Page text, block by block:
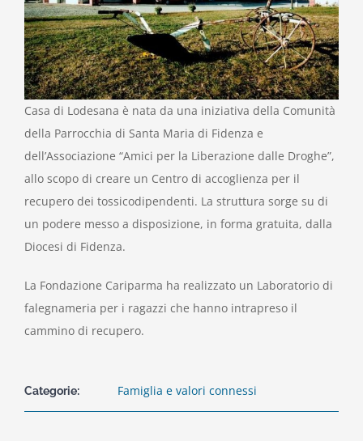
Casa di Lodesana è nata da una iniziativa della Comunità
della Parrocchia di Santa Maria di Fidenza e
dell’Associazione “Amici per la Liberazione dalle Droghe”,
allo scopo di creare un Centro di accoglienza per il
recupero dei tossicodipendenti. La struttura sorge su di
un podere messo a disposizione, in forma gratuita, dalla
Diocesi di Fidenza.
La Fondazione Cariparma ha realizzato un Laboratorio di
falegnameria per i ragazzi che hanno intrapreso il
cammino di recupero.
Categorie: Famiglia e valori connessi